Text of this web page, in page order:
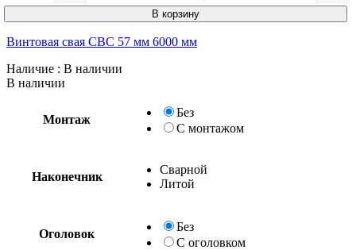
В корзину
Винтовая свая СВС 57 мм 6000 мм
Наличие : В наличии
В наличии
Монтаж
Без
С монтажом
Наконечник
Сварной
Литой
Оголовок
Без
С оголовком